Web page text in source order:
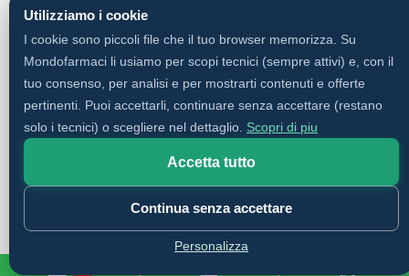
Utilizziamo i cookie
I cookie sono piccoli file che il tuo browser memorizza. Su
Mondofarmaci li usiamo per scopi tecnici (sempre attivi) e, con il
tuo consenso, per analisi e per mostrarti contenuti e offerte
pertinenti. Puoi accettarli, continuare senza accettare (restano
solo i tecnici) o scegliere nel dettaglio. Scopri di piu
Personalizza
Continua senza accettare
Accetta tutto